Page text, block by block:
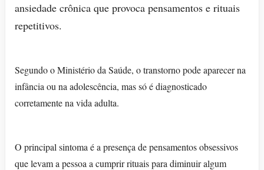
ansiedade crônica que provoca pensamentos e rituais
repetitivos.
Segundo o Ministério da Saúde, o transtorno pode aparecer na
infância ou na adolescência, mas só é diagnosticado
corretamente na vida adulta.
O principal sintoma é a presença de pensamentos obsessivos
que levam a pessoa a cumprir rituais para diminuir algum